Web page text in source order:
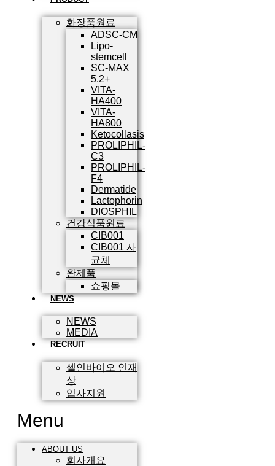
화장품원료
ADSC-CM
Lipo-
stemcell
SC-MAX
5.2+
VITA-
HA400
VITA-
HA800
Ketocollasis
PROLIPHIL-
C3
PROLIPHIL-
F4
Dermatide
Lactophorin
DIOSPHIL
건강식품원료
CIB001
CIB001 사
균체
완제품
쇼핑몰
NEWS
NEWS
MEDIA
RECRUIT
셀인바이오 인재
상
입사지원
Menu
ABOUT US
회사개요